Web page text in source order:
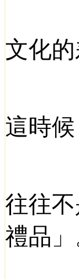
文化
這時
往往
禮品」